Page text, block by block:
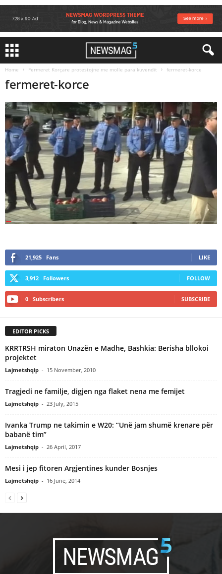
Home Fermeret Korçare protestojne me molle para kuvendit fermeret-korce
fermeret-korce
21,925 Fans LIKE
3,912 Followers FOLLOW
0 Subscribers SUBSCRIBE
EDITOR PICKS
KRRTRSH miraton Unazën e Madhe, Bashkia: Berisha bllokoi
projektet
Lajmetshqip - 15 November, 2010
Tragjedi ne familje, digjen nga flaket nena me femijet
Lajmetshqip - 23 July, 2015
Ivanka Trump ne takimin e W20: “Unë jam shumë krenare për
babanë tim”
Lajmetshqip - 26 April, 2017
Mesi i jep fitoren Argjentines kunder Bosnjes
Lajmetshqip - 16 June, 2014